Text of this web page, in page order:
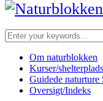
Search
for:
Om naturblokken
Kurser/shelterplads
Guidede
Oversigt/Indeks